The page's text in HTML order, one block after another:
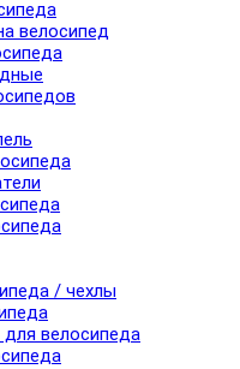
велосипед
/ чехлы
велосипеда